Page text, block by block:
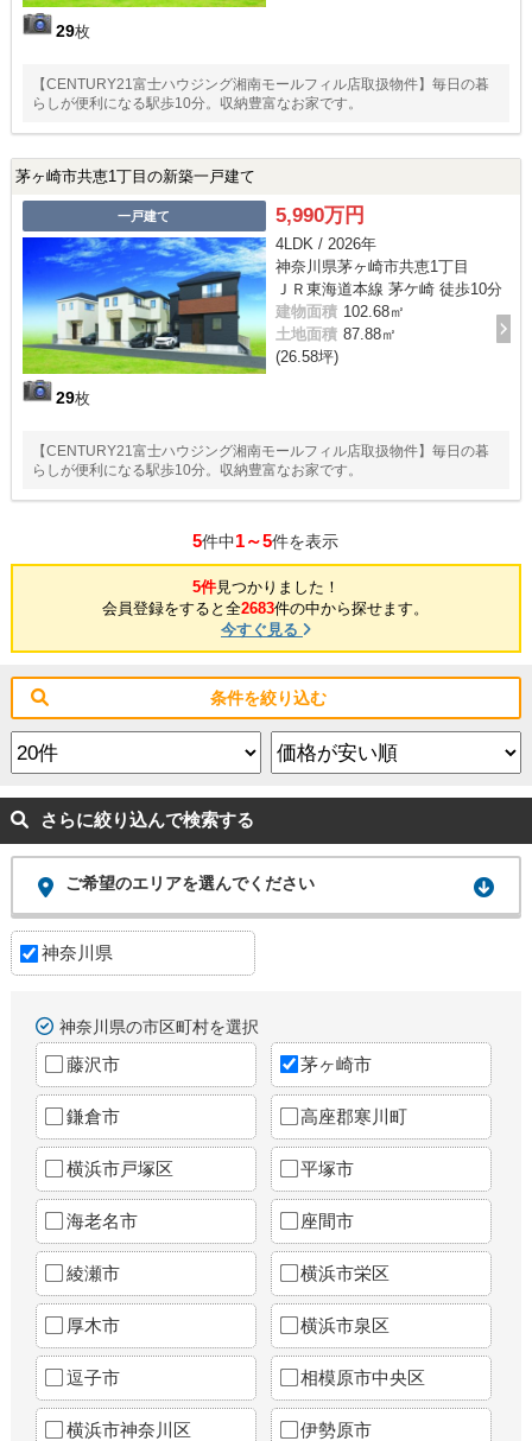
29枚
【CENTURY21富士ハウジング湘南モールフィル店取扱物件】毎日の暮
らしが便利になる駅歩10分。収納豊富なお家です。
茅ヶ崎市共恵1丁目の新築一戸建て
一戸建て
29枚
5,990万円
4LDK / 2026年
神奈川県茅ヶ崎市共恵1丁目
ＪＲ東海道本線 茅ケ崎 徒歩10分
建物面積 102.68㎡
土地面積 87.88㎡
(26.58坪)
【CENTURY21富士ハウジング湘南モールフィル店取扱物件】毎日の暮
らしが便利になる駅歩10分。収納豊富なお家です。
5件中1～5件を表示
5件見つかりました！
会員登録をすると全2683件の中から探せます。
今すぐ見る
条件を絞り込む
さらに絞り込んで検索する
ご希望のエリアを選んでください
神奈川県
神奈川県の市区町村を選択
藤沢市 茅ヶ崎市
鎌倉市 高座郡寒川町
横浜市戸塚区 平塚市
海老名市 座間市
綾瀬市 横浜市栄区
厚木市 横浜市泉区
逗子市 相模原市中央区
横浜市神奈川区 伊勢原市